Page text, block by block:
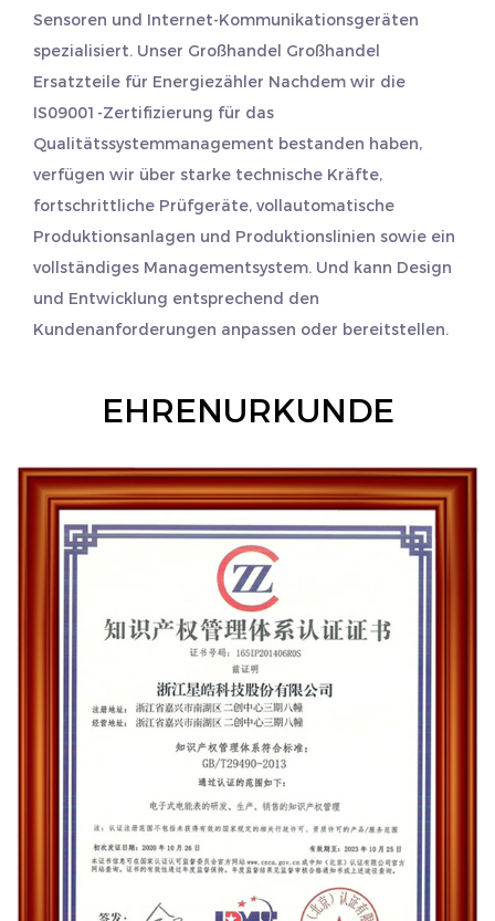
Sensoren und Internet-Kommunikationsgeräten
spezialisiert. Unser Großhandel Großhandel
Ersatzteile für Energiezähler Nachdem wir die
IS09001-Zertifizierung für das
Qualitätssystemmanagement bestanden haben,
verfügen wir über starke technische Kräfte,
fortschrittliche Prüfgeräte, vollautomatische
Produktionsanlagen und Produktionslinien sowie ein
vollständiges Managementsystem. Und kann Design
und Entwicklung entsprechend den
Kundenanforderungen anpassen oder bereitstellen.
EHRENURKUNDE